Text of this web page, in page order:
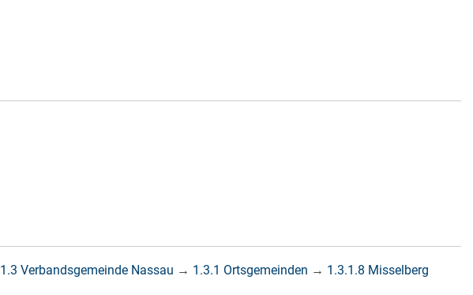
1.3 Verbandsgemeinde Nassau → 1.3.1 Ortsgemeinden → 1.3.1.8 Misselberg